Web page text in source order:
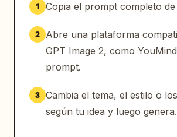
1 Copia el prompt completo
2
Abre una plataforma
GPT Image 2, como
prompt.
3 Cambia el tema, el estilo o
según tu idea y luego genera.